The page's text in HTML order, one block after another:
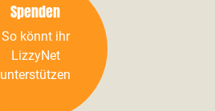
Spenden
So könnt ihr
LizzyNet
unterstützen